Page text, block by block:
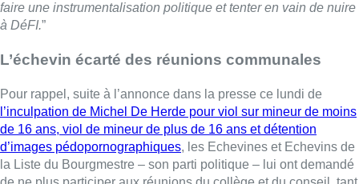
faire une instrumentalisation politique et tenter en vain de nuire
à DéFI.”
L’échevin écarté des réunions communales
Pour rappel, suite à l’annonce dans la presse ce lundi de
l’inculpation de Michel De Herde pour viol sur mineur de moins
de 16 ans, viol de mineur de plus de 16 ans et détention
d’images pédopornographiques, les Echevines et Echevins de
la Liste du Bourgmestre – son parti politique – lui ont demandé